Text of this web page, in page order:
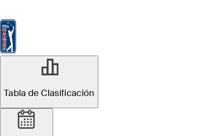
Tabla de Clasificación